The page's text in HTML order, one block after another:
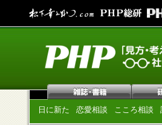
日に新た 恋愛相談 こころ相談